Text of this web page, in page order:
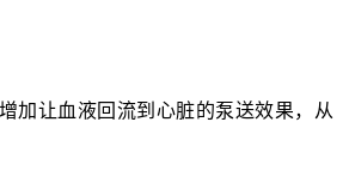
加让血液回流到心脏的泵送效果，从